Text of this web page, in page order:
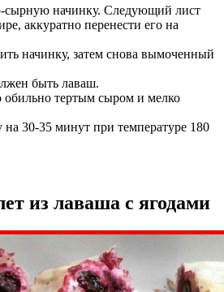
начинку. Следующий лист
аккуратно перенести его на
начинку, затем снова вымоченный
быть лаваш.
обильно тертым сыром и мелко
на 30-35 минут при температуре 180
из лаваша с ягодами